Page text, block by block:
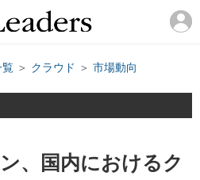
覧 ＞ クラウド ＞ 市場動向
、国内におけるク